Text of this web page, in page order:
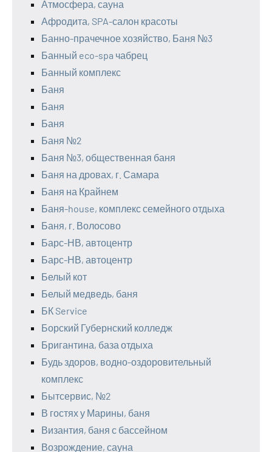
Атмосфера, сауна
Афродита, SPA-салон красоты
Банно-прачечное хозяйство, Баня №3
Банный eco-spa чабрец
Банный комплекс
Баня
Баня
Баня
Баня №2
Баня №3, общественная баня
Баня на дровах, г. Самара
Баня на Крайнем
Баня-house, комплекс семейного отдыха
Баня, г. Волосово
Барс-НВ, автоцентр
Барс-НВ, автоцентр
Белый кот
Белый медведь, баня
БК Service
Борский Губернский колледж
Бригантина, база отдыха
Будь здоров, водно-оздоровительный
комплекс
Бытсервис, №2
В гостях у Марины, баня
Византия, баня с бассейном
Возрождение, сауна